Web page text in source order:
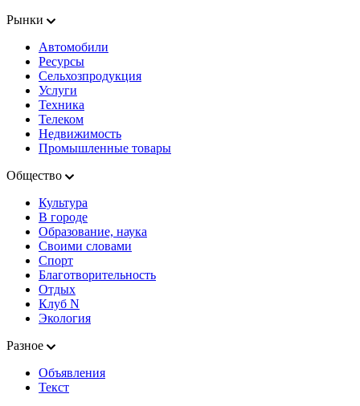
Рынки
Автомобили
Ресурсы
Сельхозпродукция
Услуги
Техника
Телеком
Недвижимость
Промышленные товары
Общество
Культура
В городе
Образование, наука
Своими словами
Спорт
Благотворительность
Отдых
Клуб N
Экология
Разное
Объявления
Текст